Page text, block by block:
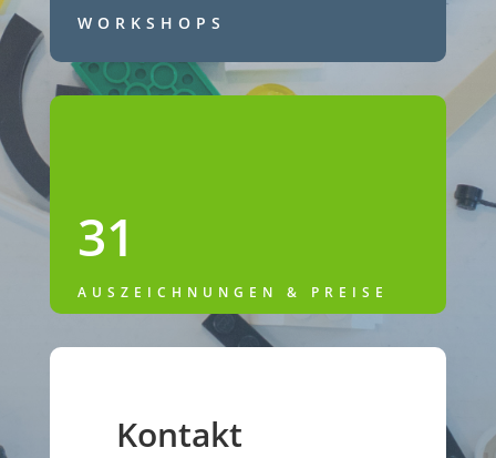
WORKSHOPS
31
AUSZEICHNUNGEN & PREISE
Kontakt